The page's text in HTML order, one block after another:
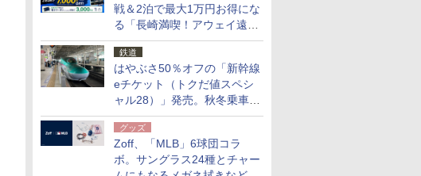
戦＆2泊で最大1万円お得にな
る「長崎満喫！アウェイ遠征
応援キャンペーン」
鉄道
はやぶさ50％オフの「新幹線
eチケット（トクだ値スペシ
ャル28）」発売。秋冬乗車
分、えきねっと限定
グッズ
Zoff、「MLB」6球団コラ
ボ。サングラス24種とチャー